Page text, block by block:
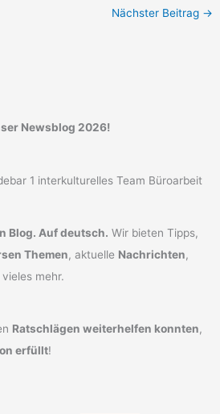
Nächster Beitrag →
Newsblog 2026!
Blog. Auf deutsch. Wir bieten Tipps,
Themen, aktuelle Nachrichten,
vieles mehr.
Ratschlägen weiterhelfen konnten,
erfüllt!